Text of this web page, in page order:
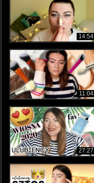
14:54
11:04
27:27